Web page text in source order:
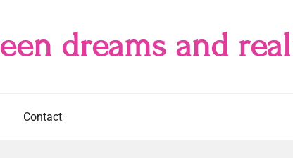
dreams and
Contact